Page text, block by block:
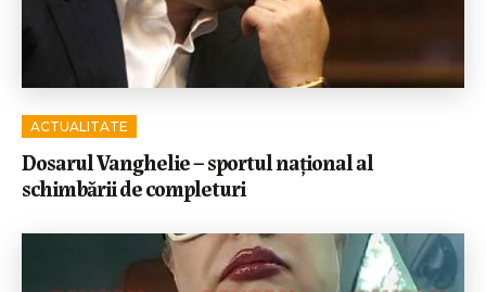
ACTUALITATE
Dosarul Vanghelie – sportul național al
schimbării de completuri